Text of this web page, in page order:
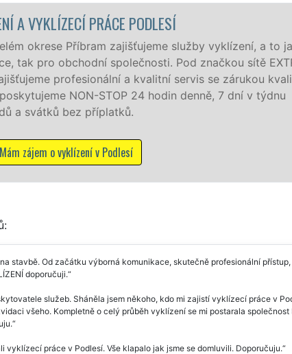
Společnost EXTRA
poboček levné,
okolí. Poskytujeme
zárukou kvalitně
stavbě. Od začátku výborná komunikace, skutečně profesionální
doporučuji.
služeb. Sháněla jsem někoho, kdo mi zajistí vyklízecí práce v
všeho. Kompletně o celý průběh vyklízení se mi postarala společnost
vyklízecí práce v Podlesí. Vše klapalo jak jsme se domluvili. Doporučuju.